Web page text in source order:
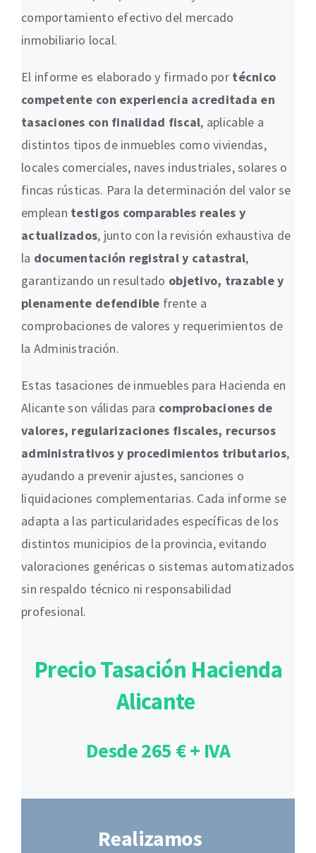
comportamiento efectivo del mercado
inmobiliario local.
El informe es elaborado y firmado por técnico
competente con experiencia acreditada en
tasaciones con finalidad fiscal, aplicable a
distintos tipos de inmuebles como viviendas,
locales comerciales, naves industriales, solares o
fincas rústicas. Para la determinación del valor se
emplean testigos comparables reales y
actualizados, junto con la revisión exhaustiva de
la documentación registral y catastral,
garantizando un resultado objetivo, trazable y
plenamente defendible frente a
comprobaciones de valores y requerimientos de
la Administración.
Estas tasaciones de inmuebles para Hacienda en
Alicante son válidas para comprobaciones de
valores, regularizaciones fiscales, recursos
administrativos y procedimientos tributarios,
ayudando a prevenir ajustes, sanciones o
liquidaciones complementarias. Cada informe se
adapta a las particularidades específicas de los
distintos municipios de la provincia, evitando
valoraciones genéricas o sistemas automatizados
sin respaldo técnico ni responsabilidad
profesional.
Precio Tasación Hacienda
Alicante
Desde 265 € + IVA
Realizamos